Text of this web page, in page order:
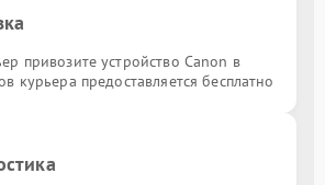
привозите устройство Canon в
курьера предоставляется бесплатно